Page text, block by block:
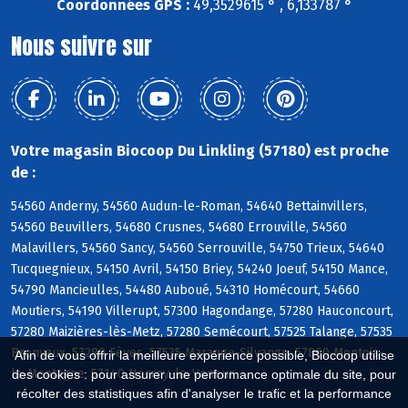
Afin de vous offrir la meilleure expérience possible, Biocoop utilise
des cookies : pour assurer une performance optimale du site, pour
récolter des statistiques afin d'analyser le trafic et la performance
Coordonnées GPS :49,3529615 ° , 6,133787 °
Nous suivre sur
Votre magasin Biocoop Du Linkling (57180) est proche
de :
54560 Anderny, 54560 Audun-le-Roman, 54640 Bettainvillers,
54560 Beuvillers, 54680 Crusnes, 54680 Errouville, 54560
Malavillers, 54560 Sancy, 54560 Serrouville, 54750 Trieux, 54640
Tucquegnieux, 54150 Avril, 54150 Briey, 54240 Joeuf, 54150 Mance,
54790 Mancieulles, 54480 Auboué, 54310 Homécourt, 54660
Moutiers, 54190 Villerupt, 57300 Hagondange, 57280 Hauconcourt,
57280 Maizières-lès-Metz, 57280 Semécourt, 57525 Talange, 57535
Bronvaux, 57280 Fèves, 57535 Marange-Silvange, 57860 Montois-
la-Montagne, 57140 Norroy-le-Veneur